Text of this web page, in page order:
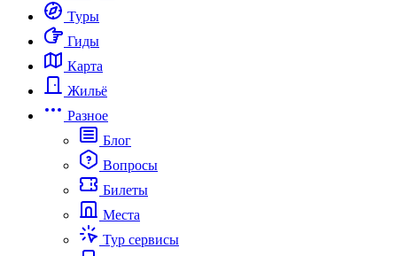
Туры
Гиды
Карта
Жильё
Разное
Блог
Вопросы
Билеты
Места
Тур сервисы